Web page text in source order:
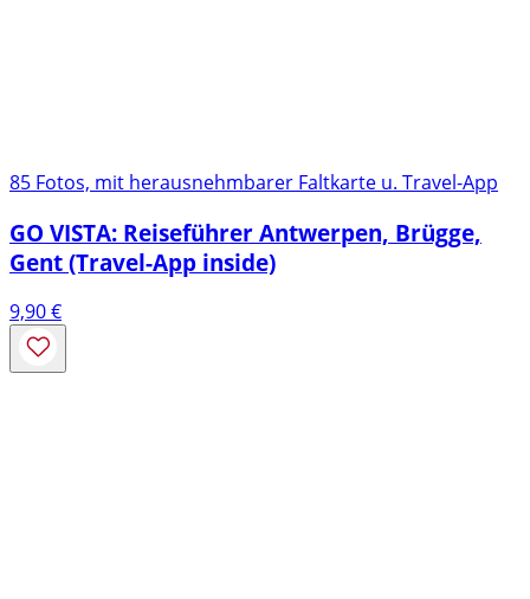
85 Fotos, mit herausnehmbarer Faltkarte u. Travel-App
GO VISTA: Reiseführer Antwerpen, Brügge,
Gent (Travel-App inside)
9,90€